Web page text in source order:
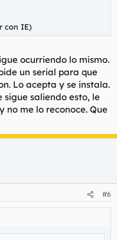
con IE)
ocurriendo lo mismo.
un serial para que
Lo acepta y se instala.
saliendo esto, le
no me lo reconoce. Que
#6